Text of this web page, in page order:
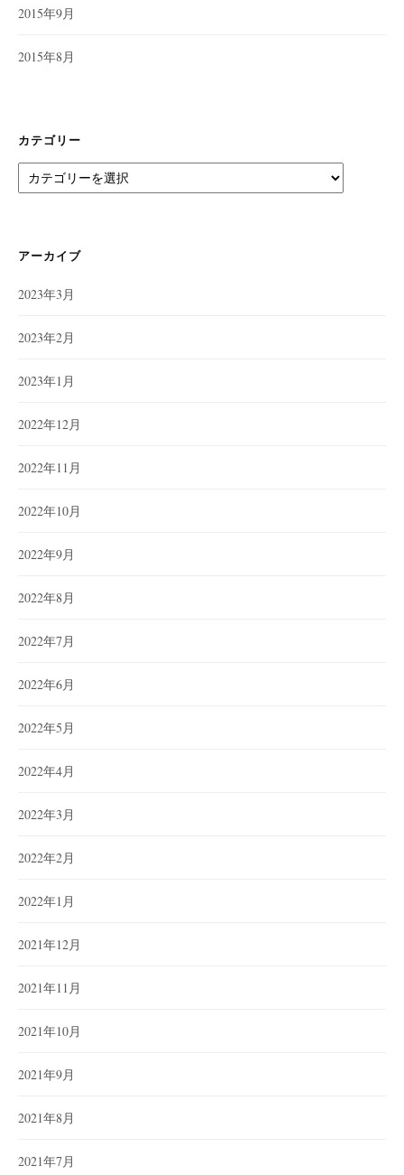
2015年9月
2015年8月
カテゴリー
テ
ー
アーカイブ
2023年3月
2023年2月
2023年1月
2022年12月
2022年11月
2022年10月
2022年9月
2022年8月
2022年7月
2022年6月
2022年5月
2022年4月
2022年3月
2022年2月
2022年1月
2021年12月
2021年11月
2021年10月
2021年9月
2021年8月
2021年7月